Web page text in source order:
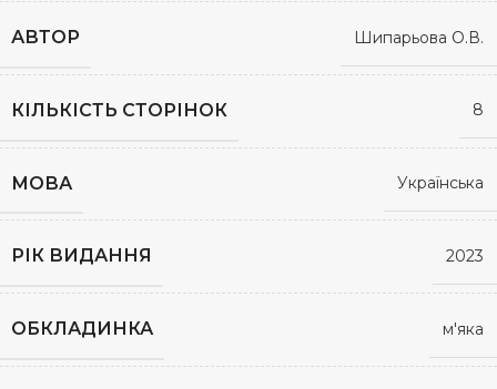
АВТОР Шипарьова О.В.
КІЛЬКІСТЬ СТОРІНОК 8
МОВА Українська
РІК ВИДАННЯ 2023
ОБКЛАДИНКА м'яка